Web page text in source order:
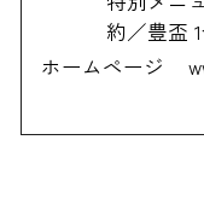
約／豊盃
ホームページ